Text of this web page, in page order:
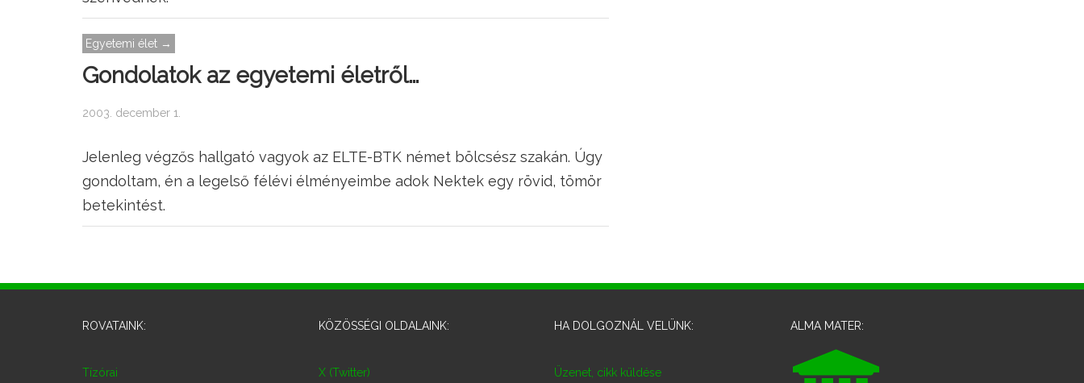
Egyetemi élet →
Gondolatok az egyetemi életről…
2003. december 1.
Jelenleg végzős hallgató vagyok az ELTE-BTK német bölcsész szakán. Úgy
gondoltam, én a legelső félévi élményeimbe adok Nektek egy rövid, tömör
betekintést.
ROVATAINK:
Tízórai
KÖZÖSSÉGI OLDALAINK:
X (Twitter)
HA DOLGOZNÁL VELÜNK:
Üzenet, cikk küldése
ALMA MATER: